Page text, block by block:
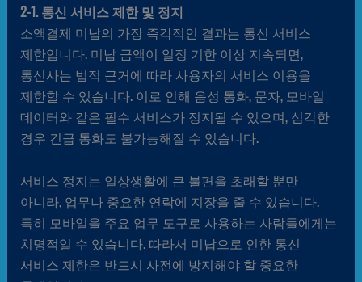
2-1. 통신 서비스 제한 및 정지
소액결제 미납의 가장 즉각적인 결과는 통신 서비스
제한입니다. 미납 금액이 일정 기한 이상 지속되면,
통신사는 법적 근거에 따라 사용자의 서비스 이용을
제한할 수 있습니다. 이로 인해 음성 통화, 문자, 모바일
데이터와 같은 필수 서비스가 정지될 수 있으며, 심각한
경우 긴급 통화도 불가능해질 수 있습니다.
서비스 정지는 일상생활에 큰 불편을 초래할 뿐만
아니라, 업무나 중요한 연락에 지장을 줄 수 있습니다.
특히 모바일을 주요 업무 도구로 사용하는 사람들에게는
치명적일 수 있습니다. 따라서 미납으로 인한 통신
서비스 제한은 반드시 사전에 방지해야 할 중요한